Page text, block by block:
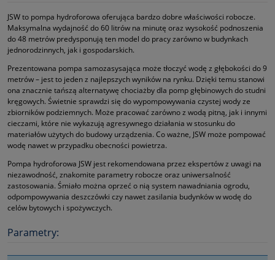
JSW to pompa hydroforowa oferująca bardzo dobre właściwości robocze.
Maksymalna wydajność do 60 litrów na minutę oraz wysokość podnoszenia
do 48 metrów predysponują ten model do pracy zarówno w budynkach
jednorodzinnych, jak i gospodarskich.
Prezentowana pompa samozasysająca może tłoczyć wodę z głębokości do 9
metrów – jest to jeden z najlepszych wyników na rynku. Dzięki temu stanowi
ona znacznie tańszą alternatywę chociażby dla pomp głębinowych do studni
kręgowych. Świetnie sprawdzi się do wypompowywania czystej wody ze
zbiorników podziemnych. Może pracować zarówno z wodą pitną, jak i innymi
cieczami, które nie wykazują agresywnego działania w stosunku do
materiałów użytych do budowy urządzenia. Co ważne, JSW może pompować
wodę nawet w przypadku obecności powietrza.
Pompa hydroforowa JSW jest rekomendowana przez ekspertów z uwagi na
niezawodność, znakomite parametry robocze oraz uniwersalność
zastosowania. Śmiało można oprzeć o nią system nawadniania ogrodu,
odpompowywania deszczówki czy nawet zasilania budynków w wodę do
celów bytowych i spożywczych.
Parametry: